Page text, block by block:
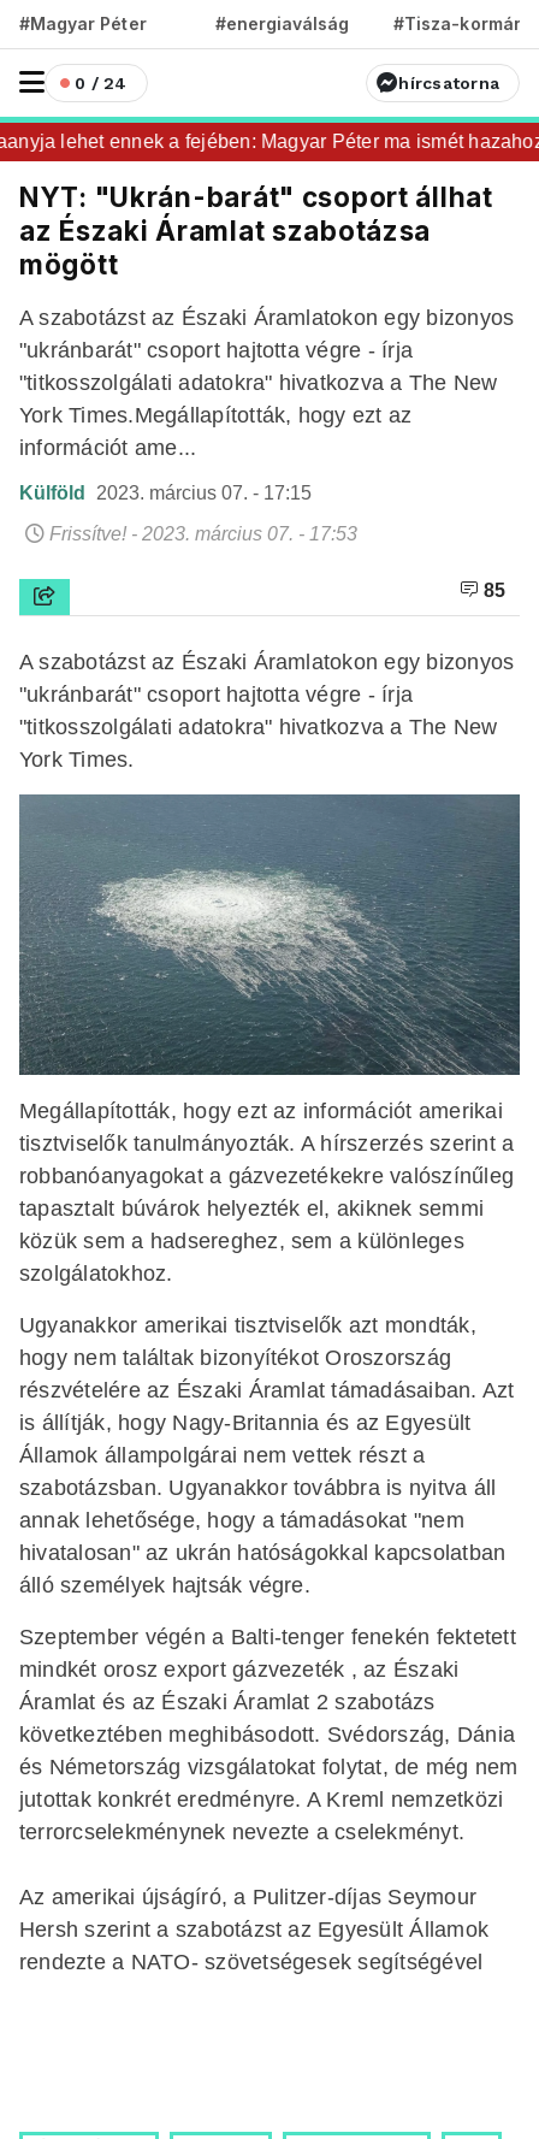
#Magyar Péter #energiaválság #Tisza-kormány
0 / 24 hírcsatorna
lehet ennek a fejében: Magyar Péter ma ismét
NYT: "Ukrán-barát" csoport állhat
az Északi Áramlat szabotázsa
mögött
A szabotázst az Északi Áramlatokon egy bizonyos
"ukránbarát" csoport hajtotta végre - írja
"titkosszolgálati adatokra" hivatkozva a The New
York Times.Megállapították, hogy ezt az
információt ame...
Külföld
2023. március 07. - 17:15
Frissítve! - 2023. március 07. - 17:53
85
A szabotázst az Északi Áramlatokon egy bizonyos
"ukránbarát" csoport hajtotta végre - írja
"titkosszolgálati adatokra" hivatkozva a The New
York Times.
Megállapították, hogy ezt az információt amerikai
tisztviselők tanulmányozták. A hírszerzés szerint a
robbanóanyagokat a gázvezetékekre valószínűleg
tapasztalt búvárok helyezték el, akiknek semmi
közük sem a hadsereghez, sem a különleges
szolgálatokhoz.
Ugyanakkor amerikai tisztviselők azt mondták,
hogy nem találtak bizonyítékot Oroszország
részvételére az Északi Áramlat támadásaiban. Azt
is állítják, hogy Nagy-Britannia és az Egyesült
Államok állampolgárai nem vettek részt a
szabotázsban. Ugyanakkor továbbra is nyitva áll
annak lehetősége, hogy a támadásokat "nem
hivatalosan" az ukrán hatóságokkal kapcsolatban
álló személyek hajtsák végre.
Szeptember végén a Balti-tenger fenekén fektetett
mindkét orosz export gázvezeték , az Északi
Áramlat és az Északi Áramlat 2 szabotázs
következtében meghibásodott. Svédország, Dánia
és Németország vizsgálatokat folytat, de még nem
jutottak konkrét eredményre. A Kreml nemzetközi
terrorcselekménynek nevezte a cselekményt.
Az amerikai újságíró, a Pulitzer-díjas Seymour
Hersh szerint a szabotázst az Egyesült Államok
rendezte a NATO- szövetségesek segítségével